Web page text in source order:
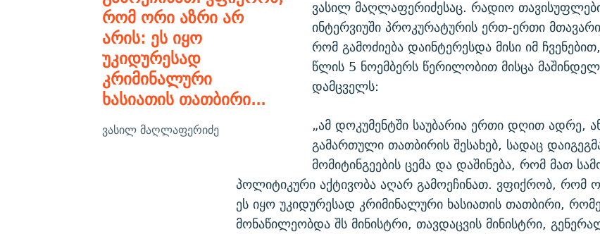
რომ ორი აზრი არ
არის: ეს იყო
უკიდურესად
კრიმინალური
ხასიათის თათბირი...
ვასილ მაღლაფერიძე
ვასილ მაღლაფერიძესაც. რადიო
ინტერვიუში პროკურატურის ერთ-ერთი
რომ გამოძიება დაინტერესდა მისი იმ
წლის 5 ნოემბერს წერილობით მისცა
დამცველს:
„ამ დოკუმენტში საუბარია ერთი დღით ადრე,
გამართული თათბირის შესახებ, სადაც
მომიტინგეების ცემა და დაშინება, რომ მათ
პოლიტიკური აქტივობა აღარ გამოეჩინათ. ვფიქრობ, რომ
ეს იყო უკიდურესად კრიმინალური ხასიათის თათბირი,
მონაწილეობდა შს მინისტრი, თავდაცვის მინისტრი,